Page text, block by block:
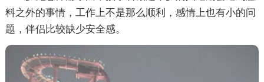
料之外的事情，工作上不是那么顺利，感情上也有小的问
题，伴侣比较缺少安全感。